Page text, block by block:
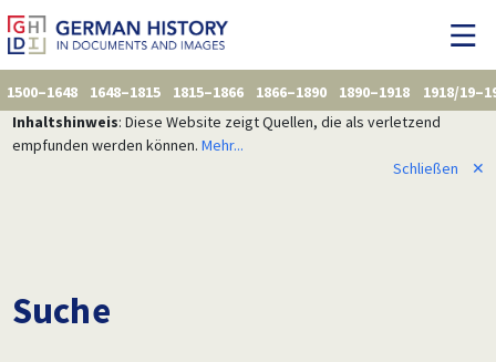
1500–1648 1648–1815 1815–1866 1866–1890 1890–1918
1918/
Inhaltshinweis: Diese Website zeigt Quellen, die als verletzend
empfunden werden können. Mehr...
Schließen
✕
Suche